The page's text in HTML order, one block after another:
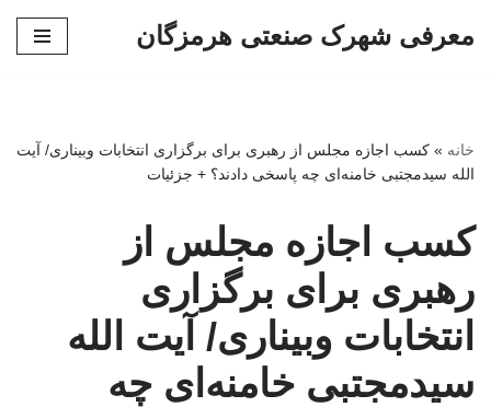
معرفی شهرک صنعتی هرمزگان
خانه » کسب اجازه مجلس از رهبری برای برگزاری انتخابات وبیناری/ آیت
الله سیدمجتبی خامنه‌ای چه پاسخی دادند؟ + جزئیات
کسب اجازه مجلس از
رهبری برای برگزاری
انتخابات وبیناری/ آیت الله
سیدمجتبی خامنه‌ای چه